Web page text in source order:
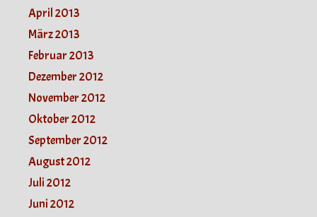
April 2013
März 2013
Februar 2013
Dezember 2012
November 2012
Oktober 2012
September 2012
August 2012
Juli 2012
Juni 2012